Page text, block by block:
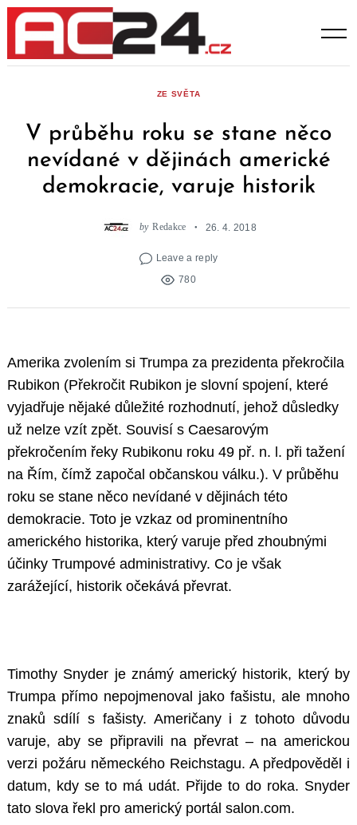
Skip
content
ZE SVĚTA
V průběhu roku se stane něco
nevídané v dějinách americké
demokracie, varuje historik
by Redakce 26. 4. 2018
Leave a reply
780
Amerika zvolením si Trumpa za prezidenta překročila
Rubikon (Překročit Rubikon je slovní spojení, které
vyjadřuje nějaké důležité rozhodnutí, jehož důsledky
už nelze vzít zpět. Souvisí s Caesarovým
překročením řeky Rubikonu roku 49 př. n. l. při tažení
na Řím, čímž započal občanskou válku.). V průběhu
roku se stane něco nevídané v dějinách této
demokracie. Toto je vzkaz od prominentního
amerického historika, který varuje před zhoubnými
účinky Trumpové administrativy. Co je však
zarážející, historik očekává převrat.
Timothy Snyder je známý americký historik, který by
Trumpa přímo nepojmenoval jako fašistu, ale mnoho
znaků sdílí s fašisty. Američany i z tohoto důvodu
varuje, aby se připravili na převrat – na americkou
verzi požáru německého Reichstagu. A předpověděl i
datum, kdy se to má udát. Přijde to do roka. Snyder
tato slova řekl pro americký portál salon.com.